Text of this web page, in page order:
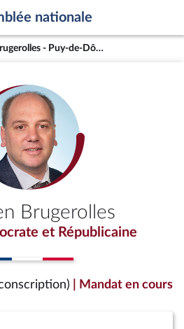
nationale
M. Julien Brugerolles - Puy-de-Dôme (5e circonscription)
Brugerolles
et Républicaine
| Mandat en cours